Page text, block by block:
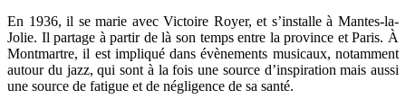
En 1936, il se marie avec Victoire Royer, et s’installe à Mantes-la-
Jolie. Il partage à partir de là son temps entre la province et Paris. À
Montmartre, il est impliqué dans évènements musicaux, notamment
autour du jazz, qui sont à la fois une source d’inspiration mais aussi
une source de fatigue et de négligence de sa santé.